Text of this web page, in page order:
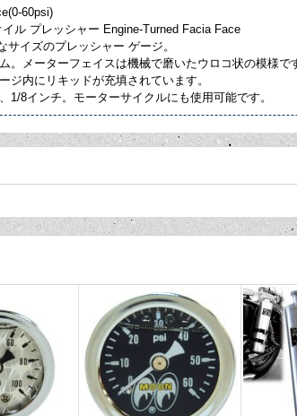
60psi)
ル プレッシャー Engine-Turned Facia Face
イズのプレッシャー ゲージ。
。メーターフェイスは機械で磨いたウロコ状の模様で
ジ内にリキッドが充填されています。
1/8インチ。モーターサイクルにも使用可能です。